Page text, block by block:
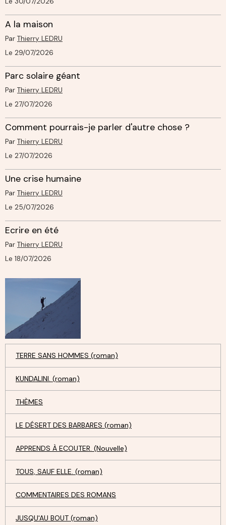
A la maison
Par Thierry LEDRU
Le 29/07/2026
Parc solaire géant
Par Thierry LEDRU
Le 27/07/2026
Comment pourrais-je parler d'autre chose ?
Par Thierry LEDRU
Le 27/07/2026
Une crise humaine
Par Thierry LEDRU
Le 25/07/2026
Ecrire en été
Par Thierry LEDRU
Le 18/07/2026
TERRE SANS HOMMES (roman)
KUNDALINI. (roman)
THÈMES
LE DÉSERT DES BARBARES (roman)
APPRENDS À ECOUTER. (Nouvelle)
TOUS, SAUF ELLE. (roman)
COMMENTAIRES DES ROMANS
JUSQU'AU BOUT (roman)